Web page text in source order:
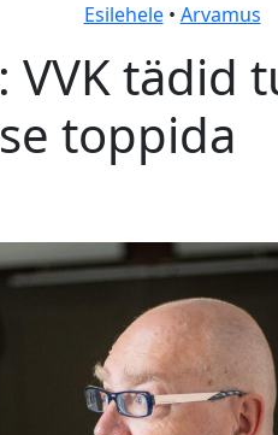
Esilehele• Arvamus
VVK tädid
toppida